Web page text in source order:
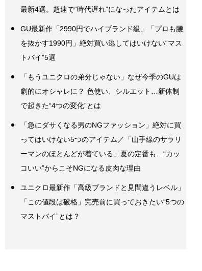
最新4選。超速で“時代遅れ”になったアイテムとは
GU最新作「2990円でハイブランド級」「プロも腰
を抜かす1990円」絶対買い逃してはいけない“マス
トバイ”5選
「もうユニクロの弟分じゃない」なぜ今季のGUは
劇的にオシャレに？ 色使い、シルエット…新体制
で起きた“4つの変化”とは
「急にダサくなる男のNGファッション」絶対に買
ってはいけない5つのアイテム／「山手線のサラリ
ーマンのほとんどが着ている」夏の定番も…“カッ
コいい”からこそNGになる皮肉な理由
ユニクロ最新作「高級ブランドと見間違うレベル」
「この値段は破格」完売前に買っておきたい“5つの
マストバイ”とは？